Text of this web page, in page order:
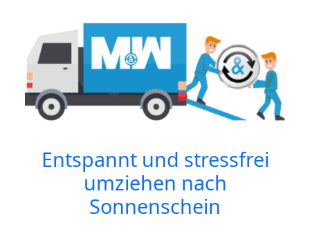
Entspannt und stressfrei
umziehen nach
Sonnenschein